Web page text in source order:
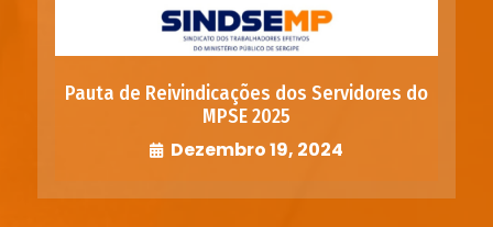
Pauta de Reivindicações dos Servidores do
MPSE 2025
Dezembro 19, 2024